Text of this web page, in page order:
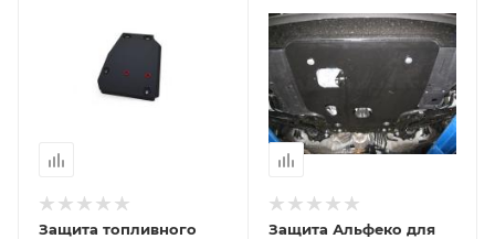
Защита топливного
Защита Альфеко для